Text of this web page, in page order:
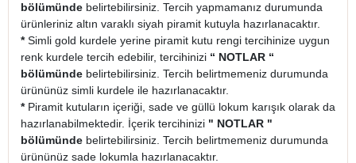
bölümünde belirtebilirsiniz. Tercih yapmamanız durumunda
ürünleriniz altın varaklı siyah piramit kutuyla hazırlanacaktır.
*Simli gold kurdele yerine piramit kutu rengi tercihinize uygun
renk kurdele tercih edebilir, tercihinizi “ NOTLAR “
bölümünde belirtebilirsiniz. Tercih belirtmemeniz durumunda
ürününüz simli kurdele ile hazırlanacaktır.
* Piramit kutuların içeriği, sade ve güllü lokum karışık olarak da
hazırlanabilmektedir. İçerik tercihinizi " NOTLAR "
bölümünde belirtebilirsiniz. Tercih belirtmemeniz durumunda
ürününüz sade lokumla hazırlanacaktır.